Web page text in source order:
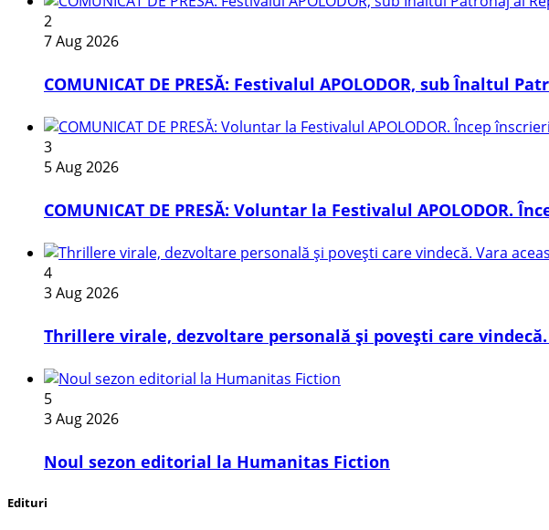
2
7 Aug 2026
COMUNICAT DE PRESĂ: Festivalul APOLODOR, sub Înaltul
3
5 Aug 2026
COMUNICAT DE PRESĂ: Voluntar la Festivalul APOLODOR.
4
3 Aug 2026
Thrillere virale, dezvoltare personală și povești care
5
3 Aug 2026
​Noul sezon editorial la Humanitas Fiction
Edituri